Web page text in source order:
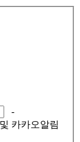
-
카카오알림